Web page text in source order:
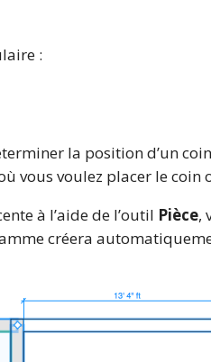
:
la position d’un
vous voulez placer le coin
à l’aide de l’outil Pièce,
créera